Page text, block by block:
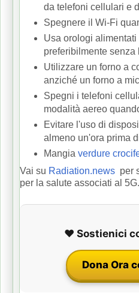
da telefoni cellulari e
Spegnere il Wi-Fi
Usa orologi alimentati
preferibilmente senza
Utilizzare un forno a
anziché un forno a
Spegni i telefoni
modalità aereo
Evitare l'uso di
almeno un'ora prima
Mangia verdure
Vai su Radiation.news per
per la salute associati al 5G.
❤️ Sostienici
Dona Ora